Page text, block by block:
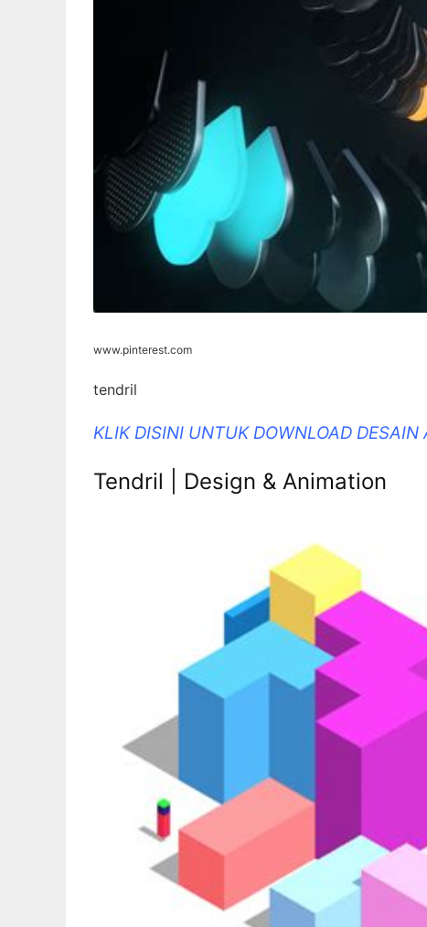
www.pinterest.com
tendril
KLIK DISINI UNTUK DOWNLOAD DESAIN
Tendril | Design & Animation